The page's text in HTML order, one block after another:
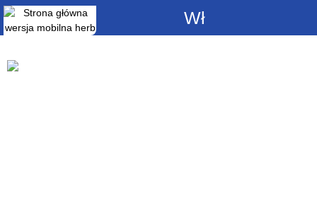
Włącz
powiadomienia